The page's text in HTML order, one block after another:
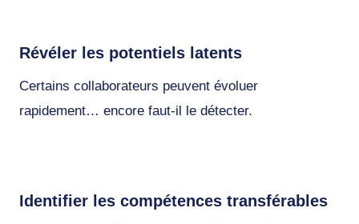
Révéler les potentiels latents
Certains collaborateurs peuvent évoluer
rapidement… encore faut-il le détecter.
Identifier les compétences transférables